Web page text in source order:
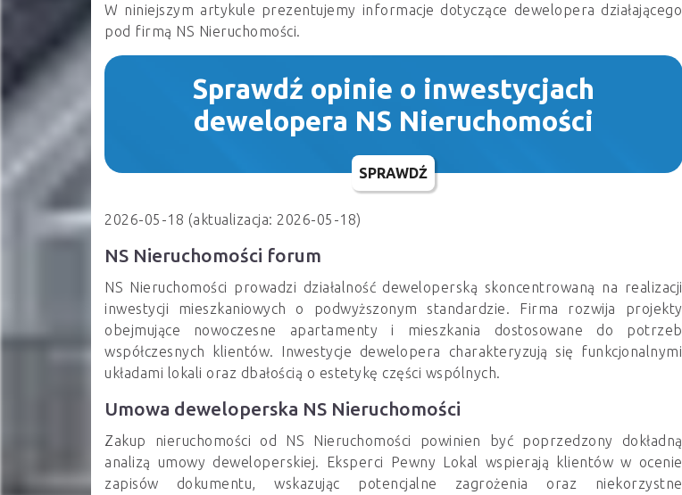
W niniejszym artykule prezentujemy informacje dotyczące dewelopera działającego
pod firmą NS Nieruchomości.
Sprawdź opinie o inwestycjach
dewelopera NS Nieruchomości
SPRAWDŹ
2026-05-18 (aktualizacja: 2026-05-18)
NS Nieruchomości forum
NS Nieruchomości prowadzi działalność deweloperską skoncentrowaną na realizacji
inwestycji mieszkaniowych o podwyższonym standardzie. Firma rozwija projekty
obejmujące nowoczesne apartamenty i mieszkania dostosowane do potrzeb
współczesnych klientów. Inwestycje dewelopera charakteryzują się funkcjonalnymi
układami lokali oraz dbałością o estetykę części wspólnych.
Umowa deweloperska NS Nieruchomości
Zakup nieruchomości od NS Nieruchomości powinien być poprzedzony dokładną
analizą umowy deweloperskiej. Eksperci Pewny Lokal wspierają klientów w ocenie
zapisów dokumentu, wskazując potencjalne zagrożenia oraz niekorzystne